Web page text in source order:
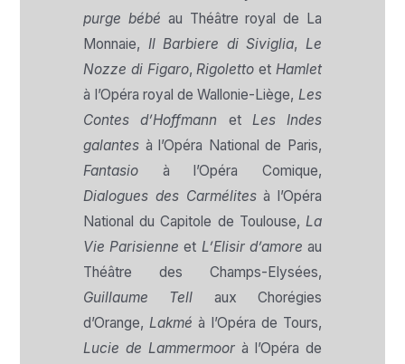
purge bébé au Théâtre royal de La
Monnaie, Il Barbiere di Siviglia, Le
Nozze di Figaro,Rigoletto et Hamlet
à l’Opéra royal de Wallonie-Liège, Les
Contes d’Hoffmann et Les Indes
galantes à l’Opéra National de Paris,
Fantasio à l’Opéra Comique,
Dialogues des Carmélitesà l’Opéra
National du Capitole de Toulouse, La
Vie Parisienne et L’Elisir d’amore au
Théâtre des Champs-Elysées,
Guillaume Tell aux Chorégies
d’Orange,Lakmé à l’Opéra de Tours,
Lucie de Lammermoor à l’Opéra de